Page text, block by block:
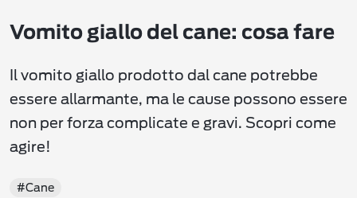
Vomito giallo del cane: cosa fare
Il vomito giallo prodotto dal cane potrebbe
essere allarmante, ma le cause possono essere
non per forza complicate e gravi. Scopri come
agire!
#Cane